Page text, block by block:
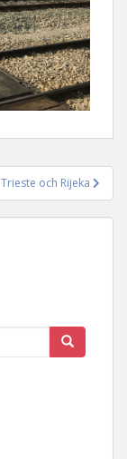
Trieste och Rijeka